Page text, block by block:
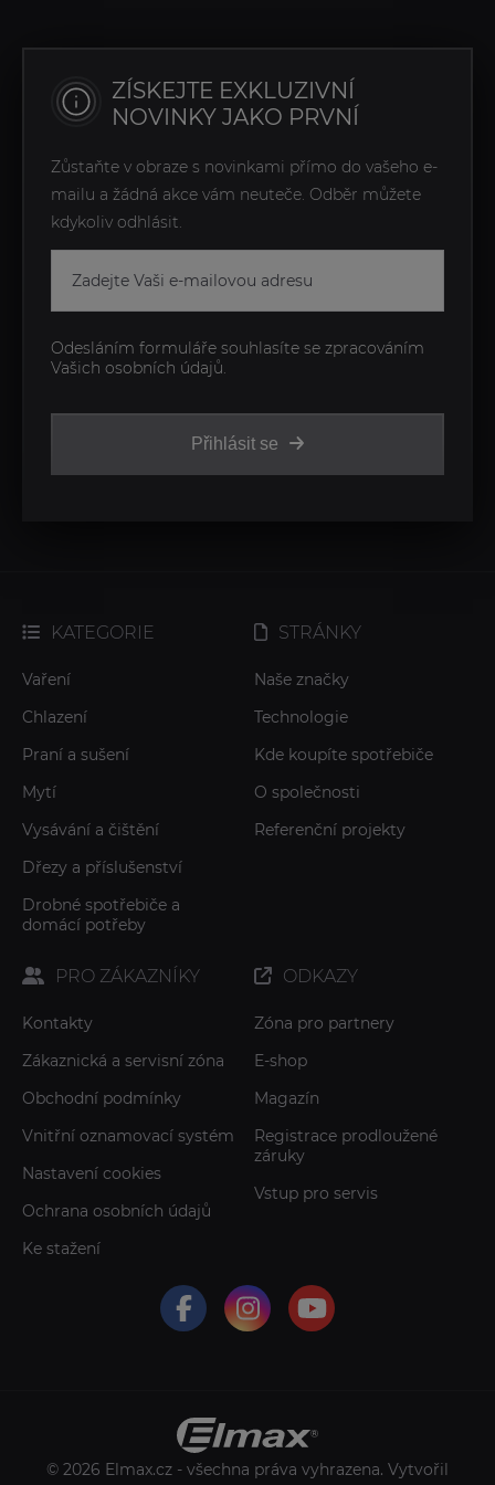
ZÍSKEJTE EXKLUZIVNÍ
NOVINKY JAKO PRVNÍ
Zůstaňte v obraze s novinkami přímo do vašeho e-
mailu a žádná akce vám neuteče. Odběr můžete
kdykoliv odhlásit.
Přihlásit se
Odesláním formuláře souhlasíte se zpracováním
Vašich osobních údajů.
KATEGORIE
Vaření
Chlazení
Praní a sušení
Mytí
Vysávání a čištění
Dřezy a příslušenství
Drobné spotřebiče a
domácí potřeby
STRÁNKY
Naše značky
Technologie
Kde koupíte spotřebiče
O společnosti
Referenční projekty
PRO ZÁKAZNÍKY
Kontakty
Zákaznická a servisní zóna
Obchodní podmínky
Vnitřní oznamovací systém
Nastavení cookies
Ochrana osobních údajů
Ke stažení
ODKAZY
Zóna pro partnery
E-shop
Magazín
Registrace prodloužené
záruky
Vstup pro servis
© 2026 Elmax.cz - všechna práva vyhrazena. Vytvořil